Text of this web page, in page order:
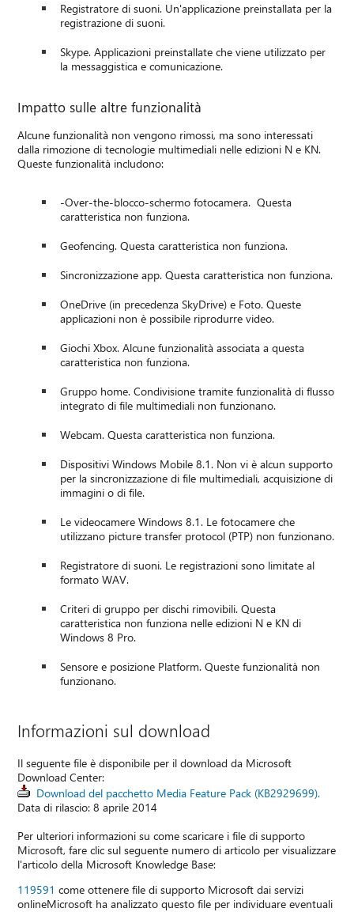
Registratore di suoni. Un'applicazione preinstallata per la
registrazione di suoni.
Skype. Applicazioni preinstallate che viene utilizzato per
la messaggistica e comunicazione.
Impatto sulle altre funzionalità
Alcune funzionalità non vengono rimossi, ma sono interessati
dalla rimozione di tecnologie multimediali nelle edizioni N e KN.
Queste funzionalità includono:
-Over-the-blocco-schermo fotocamera. Questa
caratteristica non funziona.
Geofencing. Questa caratteristica non funziona.
Sincronizzazione app. Questa caratteristica non funziona.
OneDrive (in precedenza SkyDrive) e Foto. Queste
applicazioni non è possibile riprodurre video.
Giochi Xbox. Alcune funzionalità associata a questa
caratteristica non funziona.
Gruppo home. Condivisione tramite funzionalità di flusso
integrato di file multimediali non funzionano.
Webcam. Questa caratteristica non funziona.
Dispositivi Windows Mobile 8.1. Non vi è alcun supporto
per la sincronizzazione di file multimediali, acquisizione di
immagini o di file.
Le videocamere Windows 8.1. Le fotocamere che
utilizzano picture transfer protocol (PTP) non funzionano.
Registratore di suoni. Le registrazioni sono limitate al
formato WAV.
Criteri di gruppo per dischi rimovibili. Questa
caratteristica non funziona nelle edizioni N e KN di
Windows 8 Pro.
Sensore e posizione Platform. Queste funzionalità non
funzionano.
Informazioni sul download
Il seguente file è disponibile per il download da Microsoft
Download Center:
Download del pacchetto Media Feature Pack (KB2929699).
Data di rilascio: 8 aprile 2014
Per ulteriori informazioni su come scaricare i file di supporto
Microsoft, fare clic sul seguente numero di articolo per visualizzare
l'articolo della Microsoft Knowledge Base:
119591 come ottenere file di supporto Microsoft dai servizi
onlineMicrosoft ha analizzato questo file per individuare eventuali